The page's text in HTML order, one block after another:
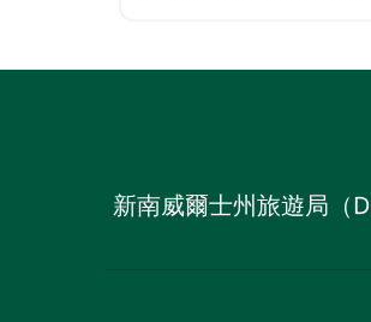
車和大型鑽機均可使用…
新南威爾士州旅遊局（